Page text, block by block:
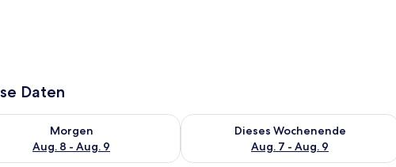
Daten
7 - Aug. 8.
Morgen
Aug. 8 - Aug. 9
die Verfügbarkeit für morgen, Aug. 8 - Aug. 9.
Dieses Wochenende
Aug. 7 - Aug. 9
Überprüfe die Verfügbarkeit für